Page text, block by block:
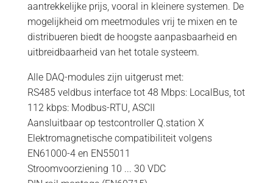
aantrekkelijke prijs, vooral in kleinere systemen. De
mogelijkheid om meetmodules vrij te mixen en te
distribueren biedt de hoogste aanpasbaarheid en
uitbreidbaarheid van het totale systeem.
Alle DAQ-modules zijn uitgerust met:
RS485 veldbus interface tot 48 Mbps: LocalBus, tot
112 kbps: Modbus-RTU, ASCII
Aansluitbaar op testcontroller Q.station X
Elektromagnetische compatibiliteit volgens
EN61000-4 en EN55011
Stroomvoorziening 10 ... 30 VDC